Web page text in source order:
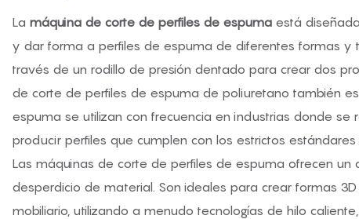
La máquina de corte de perfiles de espuma está
y dar forma a perfiles de espuma de diferentes formas y
través de un rodillo de presión dentado para crear dos
de corte de perfiles de espuma de poliuretano también
espuma se utilizan con frecuencia en industrias donde se
producir perfiles que cumplen con los estrictos
Las máquinas de corte de perfiles de espuma ofrecen
desperdicio de material. Son ideales para crear formas
mobiliario, utilizando a menudo tecnologías de hilo